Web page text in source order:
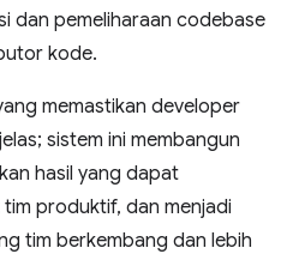
dan pemeliharaan codebase
kode.
memastikan developer
sistem ini membangun
hasil yang dapat
produktif, dan menjadi
tim berkembang dan lebih